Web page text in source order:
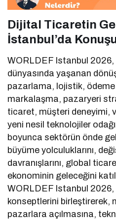
Dijital Ticaretin
İstanbul’da
WORLDEF Istanbul
dünyasında yaşanan
pazarlama, lojistik,
markalaşma, pazaryeri
ticaret, müşteri deneyimi,
yeni nesil teknolojiler
boyunca sektörün önde
büyüme yolculuklarını,
davranışlarını, global
ekonominin geleceğini
WORLDEF Istanbul
konseptlerini birleştirerek,
pazarlara açılmasına,